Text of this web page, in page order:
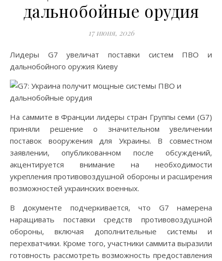
дальнобойные орудия
17 июня, 2026
Лидеры G7 увеличат поставки систем ПВО и
дальнобойного оружия Киеву
На саммите в Франции лидеры стран Группы семи (G7)
приняли решение о значительном увеличении
поставок вооружения для Украины. В совместном
заявлении, опубликованном после обсуждений,
акцентируется внимание на необходимости
укрепления противовоздушной обороны и расширения
возможностей украинских военных.
В документе подчеркивается, что G7 намерена
наращивать поставки средств противовоздушной
обороны, включая дополнительные системы и
перехватчики. Кроме того, участники саммита выразили
готовность рассмотреть возможность предоставления